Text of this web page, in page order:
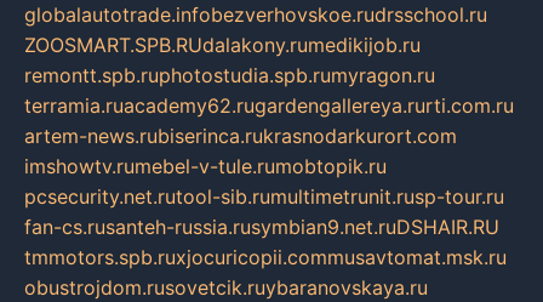
globalautotrade.infobezverhovskoe.rudrsschool.ru
ZOOSMART.SPB.RUdalakony.rumedikijob.ru
remontt.spb.ruphotostudia.spb.rumyragon.ru
terramia.ruacademy62.rugardengallereya.rurti.com.ru
artem-news.rubiserinca.rukrasnodarkurort.com
imshowtv.rumebel-v-tule.rumobtopik.ru
pcsecurity.net.rutool-sib.rumultimetrunit.rusp-tour.ru
fan-cs.rusanteh-russia.rusymbian9.net.ruDSHAIR.RU
tmmotors.spb.ruxjocuricopii.commusavtomat.msk.ru
obustrojdom.rusovetcik.ruybaranovskaya.ru